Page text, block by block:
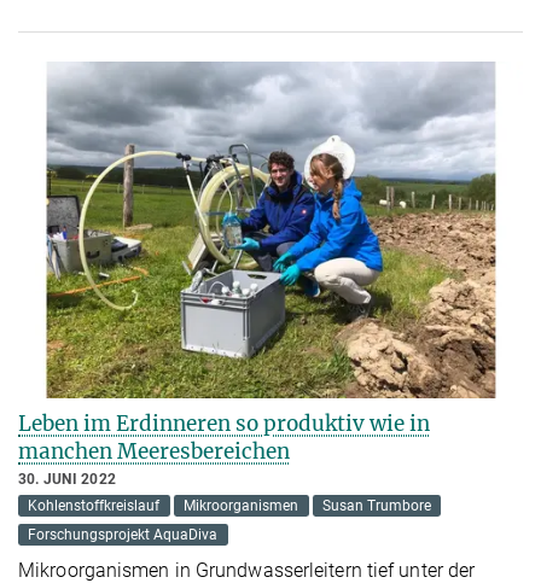
Leben im Erdinneren so produktiv wie in
manchen Meeresbereichen
30. JUNI 2022
Kohlenstoffkreislauf
Mikroorganismen
Susan Trumbore
Forschungsprojekt AquaDiva
Mikroorganismen in Grundwasserleitern tief unter der